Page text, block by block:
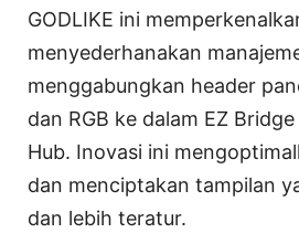
GODLIKE ini
menyederhanakan
menggabungkan header
dan RGB ke dalam EZ
Hub. Inovasi ini
dan menciptakan tampilan
dan lebih teratur.